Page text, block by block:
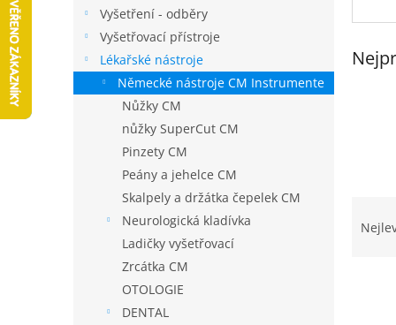
p
a
Vyšetření - odběry
Vyšetřovací přístroje
Lékařské nástroje
Německé nástroje CM Instrumente
Nůžky CM
nůžky SuperCut CM
Pinzety CM
Peány a jehelce CM
Skalpely a držátka čepelek CM
Neurologická kladívka
Ladičky vyšetřovací
Zrcátka CM
OTOLOGIE
DENTAL